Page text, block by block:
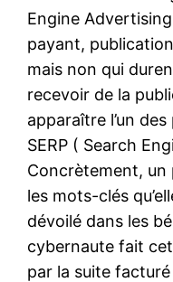
Engine
payant,
mais non qui
recevoir de la
apparaître l’un
SERP ( Search
Concrètement, un
les mots-clés
dévoilé dans les
cybernaute fait
par la suite facturé